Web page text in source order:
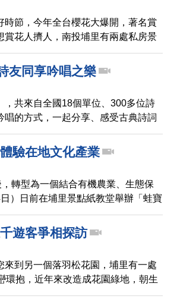
節，今年全台櫻花大爆開，著名賞
賞花人擠人，南投埔里有兩處私房景
在盛開，吸引許多民眾前往旅遊踏
友同享吟唱之樂
，共來自全國18個單位、300多位詩
的方式，一起分享、感受古典詩詞
驗在地文化產業
轉型為一個結合有機農業、生態保
）日前在埔里景點紙教堂舉辦「蛙寶
化及產業生命力。
遊客爭相探訪
到另一個落羽松花園，埔里有一處
環抱，近年來改造成花園綠地，朝生
遍植落羽松及楓香等，各類花卉植